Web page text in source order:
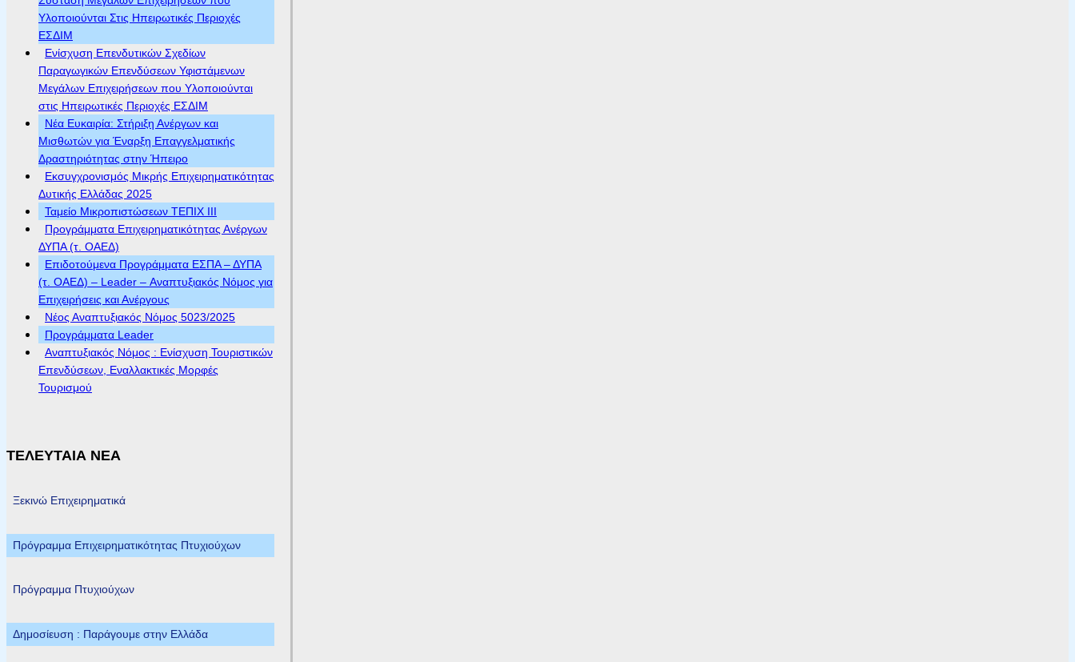
Υλοποιούνται Στις Ηπειρωτικές Περιοχές
ΕΣΔΙΜ
Ενίσχυση Επενδυτικών Σχεδίων
Παραγωγικών Επενδύσεων Υφιστάμενων
Μεγάλων Επιχειρήσεων που Υλοποιούνται
στις Ηπειρωτικές Περιοχές ΕΣΔΙΜ
Νέα Ευκαιρία: Στήριξη Ανέργων και
Μισθωτών για Έναρξη Επαγγελματικής
Δραστηριότητας στην Ήπειρο
Εκσυγχρονισμός Μικρής Επιχειρηματικότητας
Δυτικής Ελλάδας 2025
Ταμείο Μικροπιστώσεων ΤΕΠΙΧ ΙΙΙ
Προγράμματα Επιχειρηματικότητας Ανέργων
ΔΥΠΑ (τ. ΟΑΕΔ)
Επιδοτούμενα Προγράμματα ΕΣΠΑ – ΔΥΠΑ
(τ. ΟΑΕΔ) – Leader – Αναπτυξιακός Νόμος για
Επιχειρήσεις και Ανέργους
Νέος Αναπτυξιακός Νόμος 5023/2025
Προγράμματα Leader
Αναπτυξιακός Νόμος : Ενίσχυση Τουριστικών
Επενδύσεων, Εναλλακτικές Μορφές
Τουρισμού
ΤΕΛΕΥΤΑΙΑ ΝΕΑ
Ξεκινώ Επιχειρηματικά
Πρόγραμμα Επιχειρηματικότητας Πτυχιούχων
Πρόγραμμα Πτυχιούχων
Δημοσίευση : Παράγουμε στην Ελλάδα